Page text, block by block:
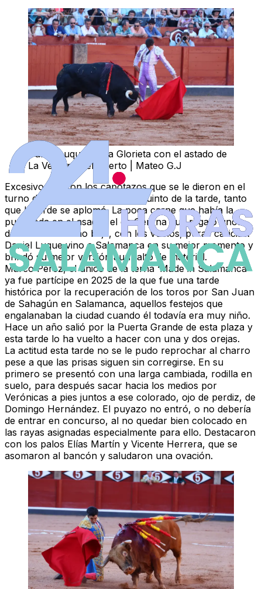
Daniel Luque en La Glorieta con el astado de
La Ventana del Puerto | Mateo G.J
Excesivos fueron los capotazos que se le dieron en el
turno de las banderillas a este quinto de la tarde, tanto
que la tarde se aplomó. La poca carne que había la
puso toda en el asador el de Gerena que regaló unos
derechos de mano baja, con los vuelos, puras caricias.
Daniel Luque vino a Salamanca en su mejor momento y
brindó su mejor versión aun falto de material.
Marco Pérez, el único de la terna ‘Made in Salamanca’
ya fue partícipe en 2025 de la que fue una tarde
histórica por la recuperación de los toros por San Juan
de Sahagún en Salamanca, aquellos festejos que
engalanaban la ciudad cuando él todavía era muy niño.
Hace un año salió por la Puerta Grande de esta plaza y
esta tarde lo ha vuelto a hacer con una y dos orejas.
La actitud esta tarde no se le pudo reprochar al charro
pese a que las prisas siguen sin corregirse. En su
primero se presentó con una larga cambiada, rodilla en
suelo, para después sacar hacia los medios por
Verónicas a pies juntos a ese colorado, ojo de perdiz, de
Domingo Hernández. El puyazo no entró, o no debería
de entrar en concurso, al no quedar bien colocado en
las rayas asignadas especialmente para ello. Destacaron
con los palos Elías Martín y Vicente Herrera, que se
asomaron al bancón y saludaron una ovación.